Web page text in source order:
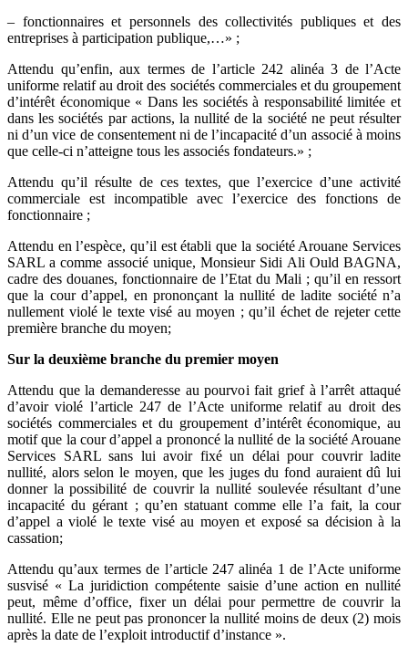
– fonctionnaires et personnels des collectivités publiques et des
entreprises à participation publique,…» ;
Attendu qu’enfin, aux termes de l’article 242 alinéa 3 de l’Acte
uniforme relatif au droit des sociétés commerciales et du groupement
d’intérêt économique « Dans les sociétés à responsabilité limitée et
dans les sociétés par actions, la nullité de la société ne peut résulter
ni d’un vice de consentement ni de l’incapacité d’un associé à moins
que celle-ci n’atteigne tous les associés fondateurs.» ;
Attendu qu’il résulte de ces textes, que l’exercice d’une activité
commerciale est incompatible avec l’exercice des fonctions de
fonctionnaire ;
Attendu en l’espèce, qu’il est établi que la société Arouane Services
SARL a comme associé unique, Monsieur Sidi Ali Ould BAGNA,
cadre des douanes, fonctionnaire de l’Etat du Mali ; qu’il en ressort
que la cour d’appel, en prononçant la nullité de ladite société n’a
nullement violé le texte visé au moyen ; qu’il échet de rejeter cette
première branche du moyen;
Sur la deuxième branche du premier moyen
Attendu que la demanderesse au pourvoi fait grief à l’arrêt attaqué
d’avoir violé l’article 247 de l’Acte uniforme relatif au droit des
sociétés commerciales et du groupement d’intérêt économique, au
motif que la cour d’appel a prononcé la nullité de la société Arouane
Services SARL sans lui avoir fixé un délai pour couvrir ladite
nullité, alors selon le moyen, que les juges du fond auraient dû lui
donner la possibilité de couvrir la nullité soulevée résultant d’une
incapacité du gérant ; qu’en statuant comme elle l’a fait, la cour
d’appel a violé le texte visé au moyen et exposé sa décision à la
cassation;
Attendu qu’aux termes de l’article 247 alinéa 1 de l’Acte uniforme
susvisé « La juridiction compétente saisie d’une action en nullité
peut, même d’office, fixer un délai pour permettre de couvrir la
nullité. Elle ne peut pas prononcer la nullité moins de deux (2) mois
après la date de l’exploit introductif d’instance ».